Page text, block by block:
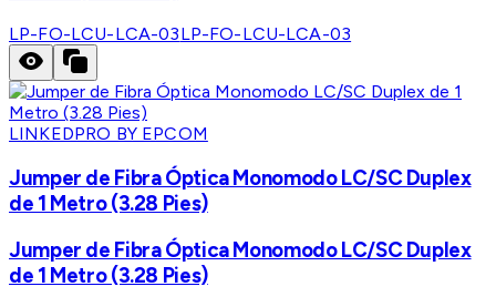
LP-FO-LCU-LCA-03LP-FO-LCU-LCA-03
LINKEDPRO BY EPCOM
Jumper de Fibra Óptica Monomodo LC/SC Duplex
de 1 Metro (3.28 Pies)
Jumper de Fibra Óptica Monomodo LC/SC Duplex
de 1 Metro (3.28 Pies)